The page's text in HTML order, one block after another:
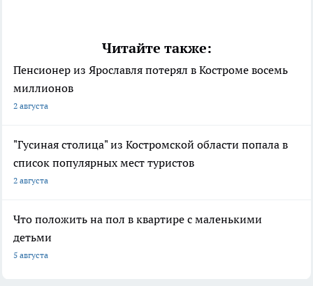
Читайте также:
Пенсионер из Ярославля потерял в Костроме восемь
миллионов
2 августа
"Гусиная столица" из Костромской области попала в
список популярных мест туристов
2 августа
Что положить на пол в квартире с маленькими
детьми
5 августа